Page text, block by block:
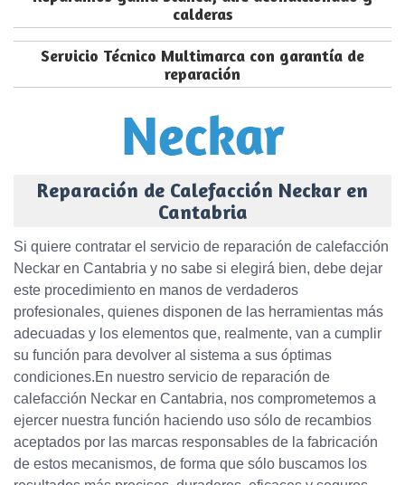
calderas
Servicio Técnico Multimarca con garantía de
reparación
Reparación de Calefacción Neckar en
Cantabria
Si quiere contratar el servicio de reparación de calefacción
Neckar en Cantabria y no sabe si elegirá bien, debe dejar
este procedimiento en manos de verdaderos
profesionales, quienes disponen de las herramientas más
adecuadas y los elementos que, realmente, van a cumplir
su función para devolver al sistema a sus óptimas
condiciones.En nuestro servicio de reparación de
calefacción Neckar en Cantabria, nos comprometemos a
ejercer nuestra función haciendo uso sólo de recambios
aceptados por las marcas responsables de la fabricación
de estos mecanismos, de forma que sólo buscamos los